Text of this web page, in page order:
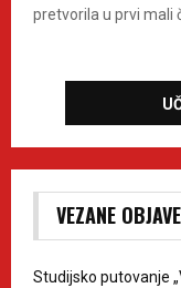
pretvorila u prvi mali
VEZANE OBJAVE
Studijsko putovanje